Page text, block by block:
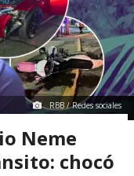
RBB / Redes sociales
Neme
chocó